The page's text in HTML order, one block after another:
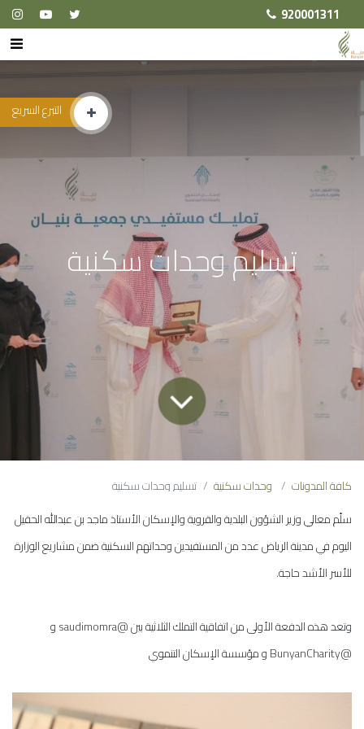
920001311
التبرع السريع
تسليم وحدات سكنية
كافة المدونات وحدات سكنية
تسليم وحدات سكنية
سلّم معالي وزير الشؤون البلدية والقروية والإسكان الأستاذ ماجد بن عبدالله الحقيل
اليوم في مدينة الرياض عدد من المستفيدين وحداتهم السكنية ضمن مشاريع الوزارة
للأسر الأشد حاجة.
وتعد هذه الدفعة الأولى من اتفاقية التملك الثلاثية بين @saudimomra و
@BunyanCharity و مؤسسة الإسكان التنموي